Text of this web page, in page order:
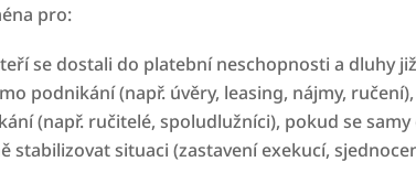
pro:
se dostali do platební neschopnosti a dluhy
podnikání (např. úvěry, leasing, nájmy, ručení),
(např. ručitelé, spoludlužníci), pokud se
stabilizovat situaci (zastavení exekucí,